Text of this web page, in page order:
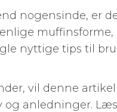
nogensinde, er
muffinsforme,
nyttige tips til
vil denne
anledninger.